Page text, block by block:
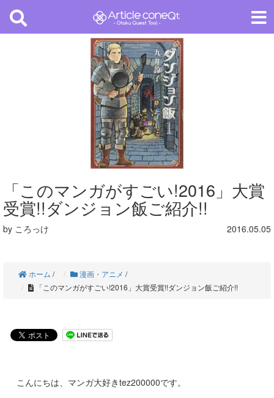
「このマンガがすごい!2016」大賞
受賞!!ダンジョン飯ご紹介!!
by ころっけ 2016.05.05
ホーム / 漫画・アニメ /
「このマンガがすごい!2016」大賞受賞!!ダンジョン飯ご紹介!!
こんにちは、マンガ大好きtez200000です。